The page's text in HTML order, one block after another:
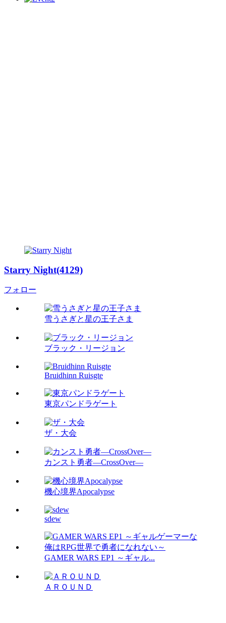
Starry Night(4129)
フォロー
雪うさぎと星の王子さま
ブラック・リージョン
Bruidhinn Ruisgte
東京パンドラゲート
ザ・大会
カンスト勇者―CrossOver―
機心境界Apocalypse
sdew
GAMER WARS EP1 ～ギャル...
ＡＲＯＵＮＤ